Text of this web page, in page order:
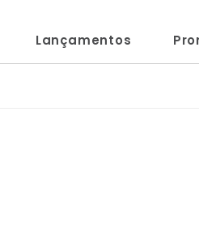
Lançamentos